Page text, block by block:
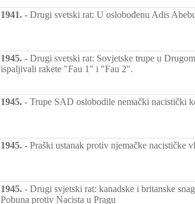
1941. - Drugi svetski rat: U oslobođenu Adis
1945. - Drugi svetski rat: Sovjetske trupe u
ispaljivali rakete "Fau 1" i "Fau 2".
1945. - Trupe SAD oslobodile nemački nacistički
1945. - Praški ustanak protiv njemačke nacističke
1945. - Drugi svjetski rat: kanadske i britanske
Pobuna protiv Nacista u Pragu